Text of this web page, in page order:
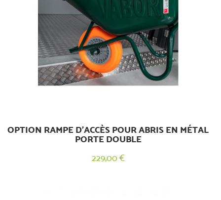
OPTION RAMPE D’ACCÈS POUR ABRIS EN MÉTAL
PORTE DOUBLE
229,00 €